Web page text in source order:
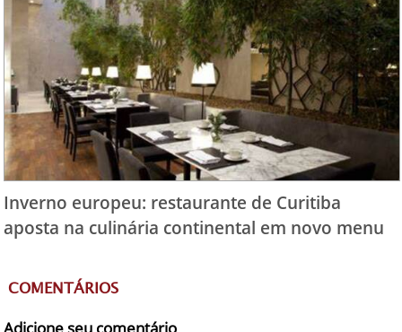
Inverno europeu: restaurante de Curitiba
aposta na culinária continental em novo menu
COMENTÁRIOS